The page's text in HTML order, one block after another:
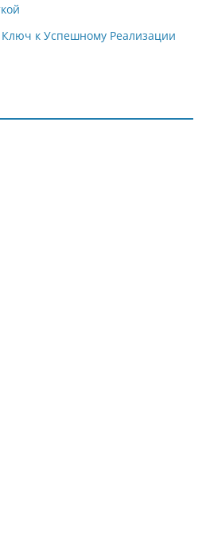
к Успешному Реализации